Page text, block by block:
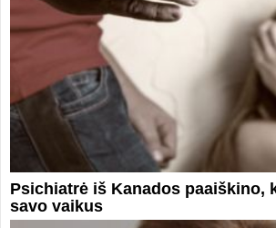
Psichiatrė iš Kanados paaiškino,
savo vaikus